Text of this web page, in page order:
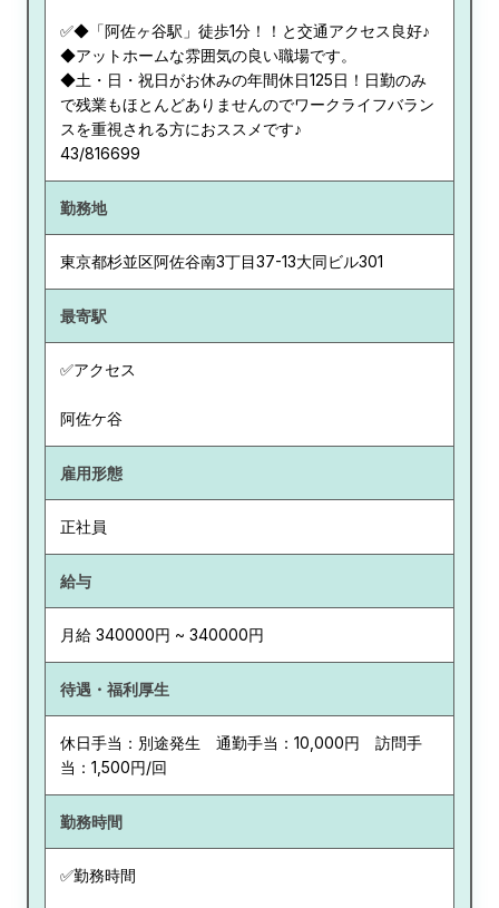
✅◆「阿佐ヶ谷駅」徒歩1分！！と交通アクセス良好♪
◆アットホームな雰囲気の良い職場です。
◆土・日・祝日がお休みの年間休日125日！日勤のみ
で残業もほとんどありませんのでワークライフバラン
スを重視される方におススメです♪
43/816699
勤務地
東京都杉並区阿佐谷南3丁目37-13大同ビル301
最寄駅
✅アクセス
阿佐ケ谷
雇用形態
正社員
給与
月給 340000円 ~ 340000円
待遇・福利厚生
休日手当：別途発生 通勤手当：10,000円 訪問手
当：1,500円/回
勤務時間
✅勤務時間